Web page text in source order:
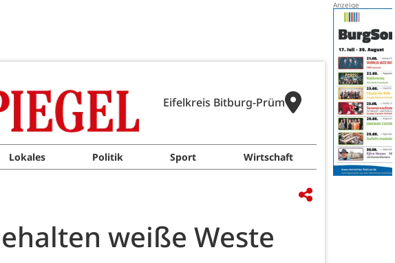
Eifelkreis Bitburg-Prüm
Lokales Politik Sport Wirtschaft
weiße Weste